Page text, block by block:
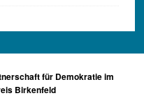
für Demokratie im
Birkenfeld